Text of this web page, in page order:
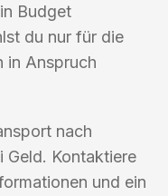
Budget
du nur für die
in Anspruch
nach
Geld. Kontaktiere
und ein